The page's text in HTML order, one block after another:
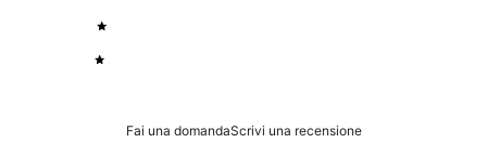
Fai una domandaScrivi una recensione